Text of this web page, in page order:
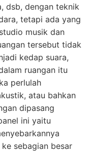
dsb, dengan teknik
tetapi ada yang
musik dan
tersebut tidak
kedap suara,
ruangan itu
perlulah
atau bahkan
dipasang
ini yaitu
sebagian besar